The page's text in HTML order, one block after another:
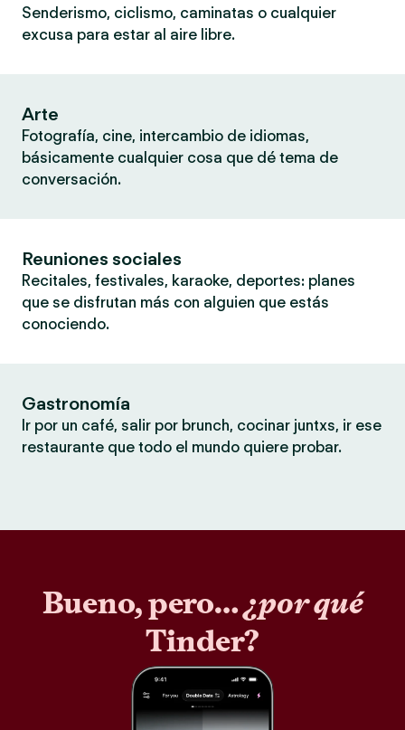
Senderismo, ciclismo, caminatas o cualquier
excusa para estar al aire libre.
Arte
Fotografía, cine, intercambio de idiomas,
básicamente cualquier cosa que dé tema de
conversación.
Reuniones sociales
Recitales, festivales, karaoke, deportes: planes
que se disfrutan más con alguien que estás
conociendo.
Gastronomía
Ir por un café, salir por brunch, cocinar juntxs, ir ese
restaurante que todo el mundo quiere probar.
Bueno, pero…¿por qué
Tinder?